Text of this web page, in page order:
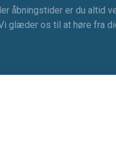
åbningstider er du altid
glæder os til at høre fra